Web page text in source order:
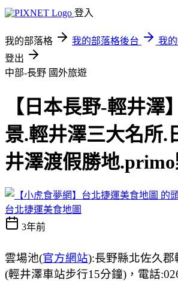
登入
我的部落格 我的部落格後台
我
登出
中部-長野 國外旅遊
【日本長野-輕井澤
景.輕井澤三大名所.
井澤渡假勝地
台北捷運美食地圖
3年前
雲場池(官方網站):長野縣北佐久郡
(輕井澤車站步行15分鐘)，電話